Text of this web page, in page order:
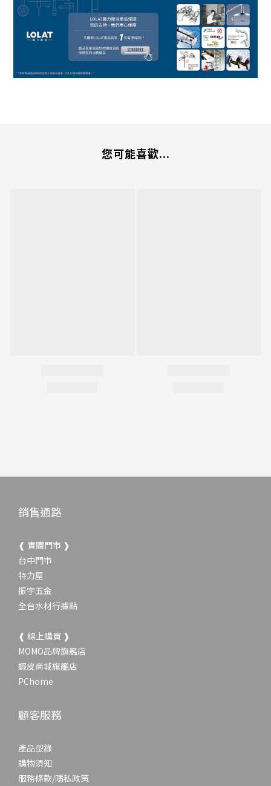
您可能喜歡...
銷售通路
❰ 實體門市 ❱
台中門市
特力屋
振宇五金
全台水材行據點
❰ 線上購買 ❱
MOMO品牌旗艦店
蝦皮商城旗艦店
PChome
顧客服務
產品型錄
購物須知
服務條款/隱私政策